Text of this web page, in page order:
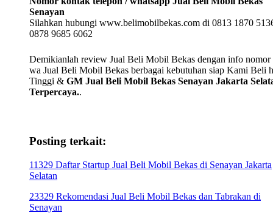
Senayan
Silahkan hubungi www.belimobilbekas.com di 0813 1870
0878 9685 6062
Demikianlah review Jual Beli Mobil Bekas dengan info nomor
wa Jual Beli Mobil Bekas berbagai kebutuhan siap Kami Beli
Tinggi & GM Jual Beli Mobil Bekas Senayan Jakarta
Terpercaya..
Posting terkait:
11329 Daftar Startup Jual Beli Mobil Bekas di Senayan Jakarta
Selatan
23329 Rekomendasi Jual Beli Mobil Bekas dan Tabrakan di
Senayan